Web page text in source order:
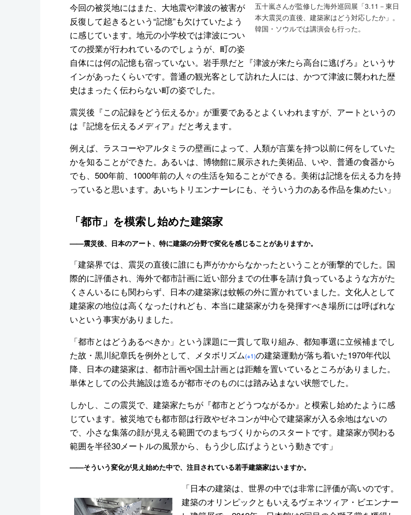
五十嵐さんが監修した海外巡回展「3.11－東日
本大震災の直後、建築家はどう対応したか」。
韓国・ソウルでは講演会も行った。
今回の被災地にはまた、大地震や津波の被害が
反復して起きるという“記憶”も欠けていたよう
に感じています。地元の小学校では津波につい
ての授業が行われているのでしょうが、町の姿
自体には何の記憶も宿っていない。岩手県だと『津波が来たら高台に逃げろ』というサ
インがあったくらいです。普通の観光客として訪れた人には、かつて津波に襲われた歴
史はまったく伝わらない町の姿でした。
震災後『この記録をどう伝えるか』が重要であるとよくいわれますが、アートというの
は『記憶を伝えるメディア』だと考えます。
例えば、ラスコーやアルタミラの壁画によって、人類が言葉を持つ以前に何をしていた
かを知ることができた。あるいは、博物館に展示された美術品、いや、普通の食器から
でも、500年前、1000年前の人々の生活を知ることができる。美術は記憶を伝える力を持
っていると思います。あいちトリエンナーレにも、そういう力のある作品を集めたい」
「都市」を模索し始めた建築家
——震災後、日本のアート、特に建築の分野で変化を感じることがありますか。
「建築界では、震災の直後に誰にも声がかからなかったということが衝撃的でした。国
際的に評価され、海外で都市計画に近い部分までの仕事を請け負っているような方がた
くさんいるにも関わらず、日本の建築家は蚊帳の外に置かれていました。文化人として
建築家の地位は高くなったけれども、本当に建築家が力を発揮すべき場所には呼ばれな
いという事実がありました。
「都市とはどうあるべきか」という課題に一貫して取り組み、都知事選に立候補までし
た故・黒川紀章氏を例外として、メタボリズム(※1)の建築運動が落ち着いた1970年代以
降、日本の建築家は、都市計画や国土計画とは距離を置いているところがありました。
単体としての公共施設は造るが都市そのものには踏み込まない状態でした。
しかし、この震災で、建築家たちが『都市とどうつながるか』と模索し始めたように感
じています。被災地でも都市部は行政やゼネコンが中心で建築家が入る余地はないの
で、小さな集落の顔が見える範囲でのまちづくりからのスタートです。建築家が関わる
範囲を半径30メートルの風景から、もう少し広げようという動きです」
——そういう変化が見え始めた中で、注目されている若手建築家はいますか。
「日本の建築は、世界の中では非常に評価が高いのです。
建築のオリンピックともいえるヴェネツィア・ビエンナー